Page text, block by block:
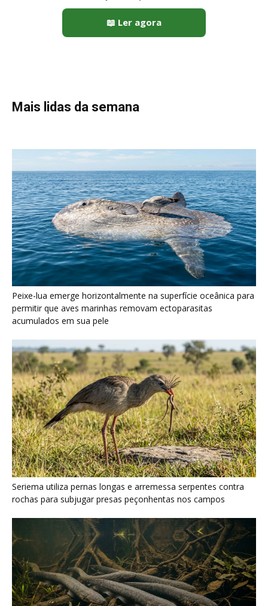
Peixe-lua emerge horizontalmente na superfície oceânica para
permitir que aves marinhas removam ectoparasitas
Seriema utiliza pernas longas e arremessa serpentes contra
rochas para subjugar presas peçonhentas nos campos
Poraquê sincroniza descargas elétricas em grupo para
amplificar campo elétrico e atordoar cardumes de peixes
maiores na Amazônia